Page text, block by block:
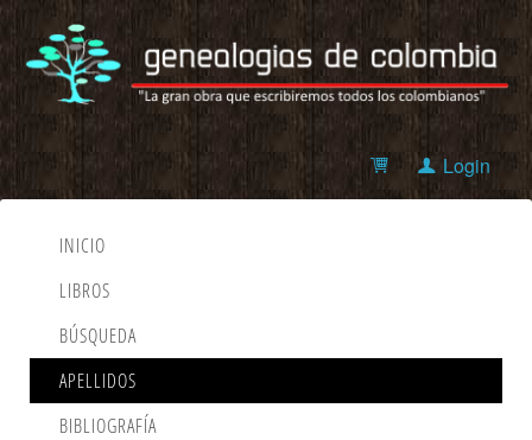
Login
INICIO
LIBROS
BÚSQUEDA
APELLIDOS
BIBLIOGRAFÍA